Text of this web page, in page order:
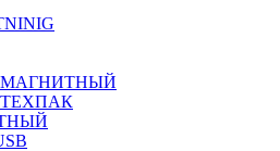
МАГНИТНЫЙ
ТЕХПАК